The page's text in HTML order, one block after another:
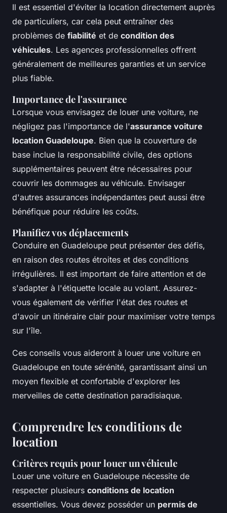
Il est essentiel d'éviter la location directement auprès
de particuliers, car cela peut entraîner des
problèmes de fiabilité et de condition des
véhicules. Les agences professionnelles offrent
généralement de meilleures garanties et un service
plus fiable.
Importance de l'assurance
Lorsque vous envisagez de louer une voiture, ne
négligez pas l'importance de l'assurance voiture
location Guadeloupe. Bien que la couverture de
base inclue la responsabilité civile, des options
supplémentaires peuvent être nécessaires pour
couvrir les dommages au véhicule. Envisager
d'autres assurances indépendantes peut aussi être
bénéfique pour réduire les coûts.
Planifiez vos déplacements
Conduire en Guadeloupe peut présenter des défis,
en raison des routes étroites et des conditions
irrégulières. Il est important de faire attention et de
s'adapter à l'étiquette locale au volant. Assurez-
vous également de vérifier l'état des routes et
d'avoir un itinéraire clair pour maximiser votre temps
sur l'île.
Ces conseils vous aideront à louer une voiture en
Guadeloupe en toute sérénité, garantissant ainsi un
moyen flexible et confortable d'explorer les
merveilles de cette destination paradisiaque.
Comprendre les conditions de
location
Critères requis pour louer un véhicule
Louer une voiture en Guadeloupe nécessite de
respecter plusieurs conditions de location
essentielles. Vous devez posséder un permis de